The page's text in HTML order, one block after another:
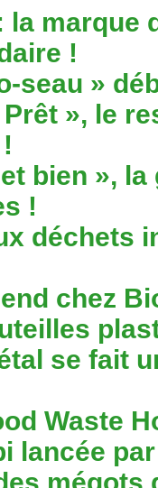
la marque
!
seau »
», le
bien »,
!
déchets
chez
se fait
Waste
lancée